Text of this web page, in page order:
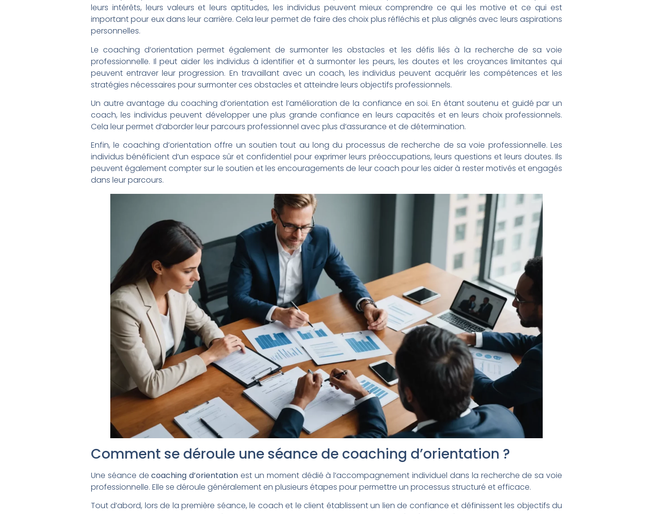
leurs intérêts, leurs valeurs et leurs aptitudes, les individus peuvent mieux comprendre ce qui les motive et ce qui est
important pour eux dans leur carrière. Cela leur permet de faire des choix plus réfléchis et plus alignés avec leurs aspirations
personnelles.
Le coaching d’orientation permet également de surmonter les obstacles et les défis liés à la recherche de sa voie
professionnelle. Il peut aider les individus à identifier et à surmonter les peurs, les doutes et les croyances limitantes qui
peuvent entraver leur progression. En travaillant avec un coach, les individus peuvent acquérir les compétences et les
stratégies nécessaires pour surmonter ces obstacles et atteindre leurs objectifs professionnels.
Un autre avantage du coaching d’orientation est l’amélioration de la confiance en soi. En étant soutenu et guidé par un
coach, les individus peuvent développer une plus grande confiance en leurs capacités et en leurs choix professionnels.
Cela leur permet d’aborder leur parcours professionnel avec plus d’assurance et de détermination.
Enfin, le coaching d’orientation offre un soutien tout au long du processus de recherche de sa voie professionnelle. Les
individus bénéficient d’un espace sûr et confidentiel pour exprimer leurs préoccupations, leurs questions et leurs doutes. Ils
peuvent également compter sur le soutien et les encouragements de leur coach pour les aider à rester motivés et engagés
dans leur parcours.
Comment se déroule une séance de coaching d’orientation ?
Une séance decoaching d’orientation est un moment dédié à l’accompagnement individuel dans la recherche de sa voie
professionnelle. Elle se déroule généralement en plusieurs étapes pour permettre un processus structuré et efficace.
Tout d’abord, lors de la première séance, le coach et le client établissent un lien de confiance et définissent les objectifs du